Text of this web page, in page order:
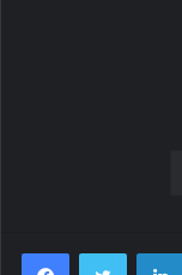
FacebookTwitter